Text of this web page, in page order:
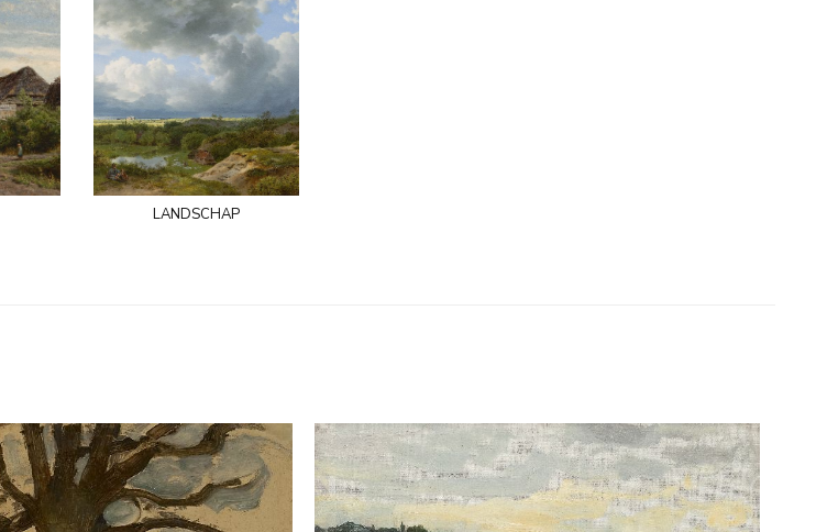
landschap